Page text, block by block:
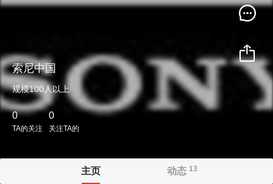
索尼中国
规模100人以上
0
TA的关注
0
关注TA的
主页 动态 13